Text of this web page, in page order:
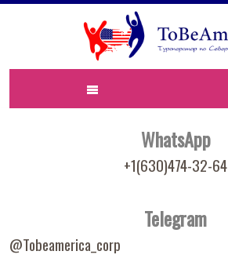
WhatsApp
+1(630)474-32-64
Telegram
@Tobeamerica_corp